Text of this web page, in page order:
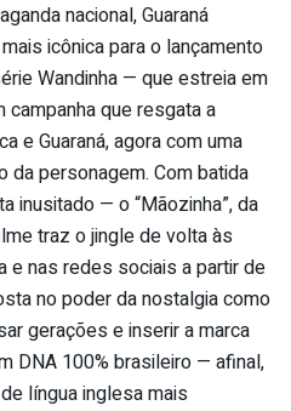
nacional, Guaraná
icônica para o lançamento
Wandinha — que estreia em
que resgata a
e Guaraná, agora com uma
da personagem. Com batida
inusitado — o “Mãozinha”, da
traz o jingle de volta às
e nas redes sociais a partir de
no poder da nostalgia como
gerações e inserir a marca
DNA 100% brasileiro — afinal,
língua inglesa mais